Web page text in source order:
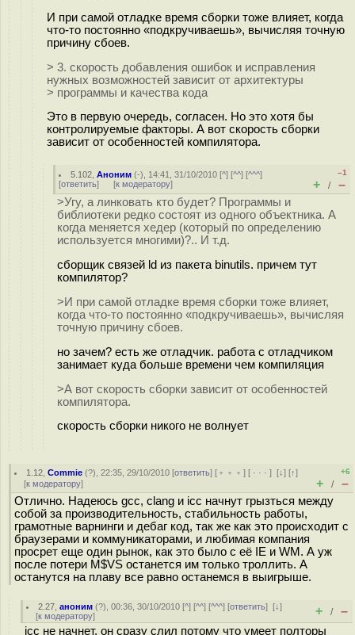
И при самой отладке время сборки тоже влияет, когда
что-то постоянно «подкручиваешь», вычисляя точную
причину сбоев.
> 3. скорость добавления ошибок и исправления
нужных возможностей зависит от архитектуры
> программы и качества кода
Это в первую очередь, согласен. Но это хотя бы
контролируемые факторы. А вот скорость сборки
зависит от особенностей компилятора.
5.102 ,Аноним (-), 14:41, 31/10/2010 [^] [^^] [^^^]
[ответить] [к модератору]
–1
+ / –
>Угу, а линковать кто будет? Программы и
библиотеки редко состоят из одного объектника. А
когда меняется хедер (который по определению
используется многими)?.. И т.д.
сборщик связей ld из пакета binutils. причем тут
компилятор?
>И при самой отладке время сборки тоже влияет,
когда что-то постоянно «подкручиваешь», вычисляя
точную причину сбоев.
но зачем? есть же отладчик. работа с отладчиком
занимает куда больше времени чем компиляция
>А вот скорость сборки зависит от особенностей
компилятора.
скорость сборки никого не волнует
1.12 ,Commie (?), 22:35, 29/10/2010 [ответить] [ ﹢﹢﹢] [ · · ·][↓] [↑]
[к модератору]
+6
+ / –
Отлично. Надеюсь gcc, clang и icc начнут грызться между
собой за производительность, стабильность работы,
грамотные варнинги и дебаг код, так же как это происходит с
браузерами и коммуникаторами, и любимая компания
просрет еще один рынок, как это было с её IE и WM. А уж
после потери M$VS останется им только троллить. А
останутся на плаву все равно останемся в выигрыше.
2.27 ,аноним (?), 00:36, 30/10/2010 [^] [^^] [^^^] [ответить][↓]
[к модератору] + / –
icc не начнет, он сразу слил потому что умеет полторы